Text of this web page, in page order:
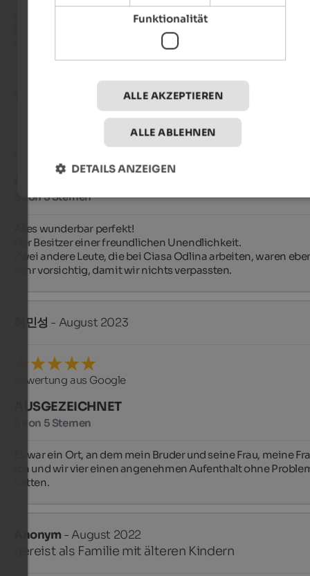
Es ist ein Familienbetrieb und der Besitzer ist super nett und
hilfsbereit. Wir konnten unser Auto direkt vor dem Haus
was perfekt war. Absolut empfehlenswert.
- Januar 2024
5 von 5 Sternen
Alles wunderbar perfekt!
Der Besitzer einer freundlichen Unendlichkeit.
Zwei andere Leute, die bei Ciasa Odlina arbeiten, waren
sehr vorsichtig, damit wir nichts verpassten.
허민성 - August 2023
Bewertung aus Google
AUSGEZEICHNET
5 von 5 Sternen
Es war ein Ort, an dem mein Bruder und seine Frau, meine
ich und wir vier einen angenehmen Aufenthalt ohne
hatten.
Anonym - August 2022
gereist als Familie mit älteren Kindern
Funktionalität
ALLE AKZEPTIEREN
ALLE ABLEHNEN
DETAILS ANZEIGEN